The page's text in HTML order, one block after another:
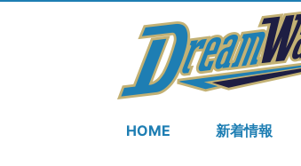
HOME 新着情報